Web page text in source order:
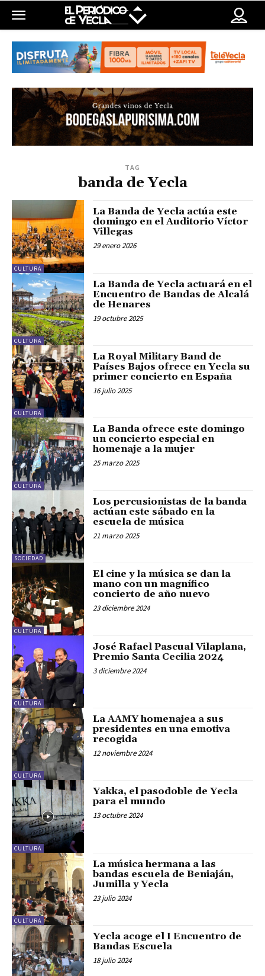
TAG
banda de Yecla
CULTURA
La Banda de Yecla actúa este
domingo en el Auditorio Víctor
Villegas
29 enero 2026
CULTURA
La Banda de Yecla actuará en el
Encuentro de Bandas de Alcalá
de Henares
19 octubre 2025
CULTURA
La Royal Military Band de
Países Bajos ofrece en Yecla su
primer concierto en España
16 julio 2025
CULTURA
La Banda ofrece este domingo
un concierto especial en
homenaje a la mujer
25 marzo 2025
SOCIEDAD
Los percusionistas de la banda
actúan este sábado en la
escuela de música
21 marzo 2025
CULTURA
El cine y la música se dan la
mano con un magnífico
concierto de año nuevo
23 diciembre 2024
CULTURA
José Rafael Pascual Vilaplana,
Premio Santa Cecilia 2024
3 diciembre 2024
CULTURA
La AAMY homenajea a sus
presidentes en una emotiva
recogida
12 noviembre 2024
CULTURA
Yakka, el pasodoble de Yecla
para el mundo
13 octubre 2024
CULTURA
La música hermana a las
bandas escuela de Beniaján,
Jumilla y Yecla
23 julio 2024
Yecla acoge el I Encuentro de
Bandas Escuela
18 julio 2024